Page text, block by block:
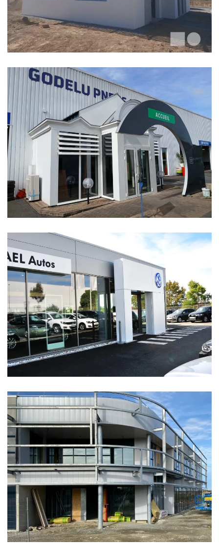
GODELU PNEUS
GARAGE VOLKSWAGEN
VERGERS DE LA BLOTTIÈRE